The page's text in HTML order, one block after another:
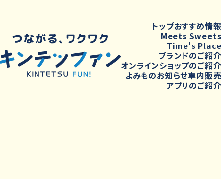
トップおすすめ情報
Meets Sweets
Time's Place
ブランドのご紹介
オンラインショップのご紹介
よみものお知らせ車内販売
アプリのご紹介